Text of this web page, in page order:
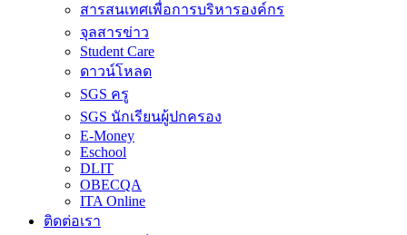
สารสนเทศเพื่อการบริหารองค์กร
จุลสารข่าว
Student Care
ดาวน์โหลด
SGS ครู
SGS นักเรียนผู้ปกครอง
E-Money
Eschool
DLIT
OBECQA
ITA Online
ติดต่อเรา